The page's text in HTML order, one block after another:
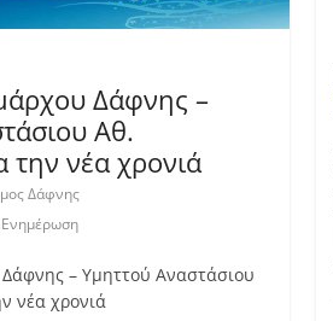
Δάφνης –
Αθ.
την νέα χρονιά
Δάφνης
Ενημέρωση
– Υμηττού Αναστάσιου
νέα χρονιά